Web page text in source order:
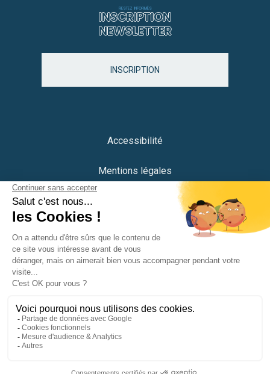
RESTEZ INFORMÉS
INSCRIPTION
NEWSLETTER
INSCRIPTION
Accessibilité
Mentions légales
Protection des données
Crédits